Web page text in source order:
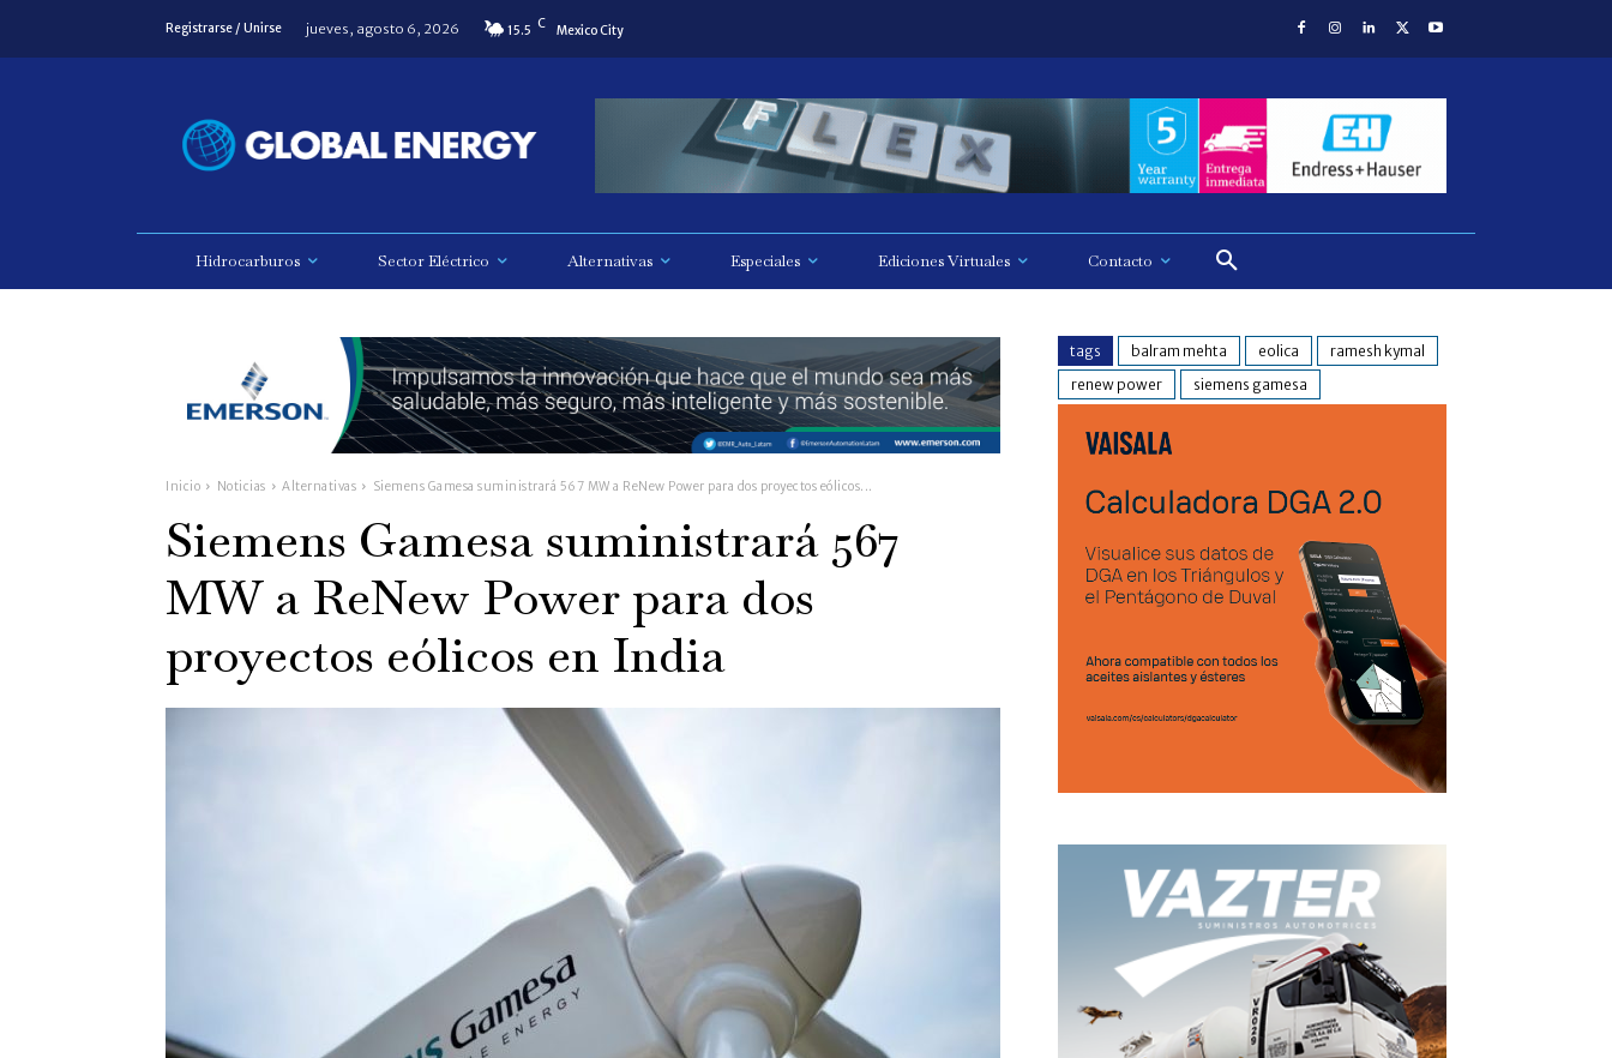
Registrarse / Unirse jueves, agosto 6, 2026 15.5 C Mexico City
Hidrocarburos Sector Eléctrico Alternativas Especiales Ediciones Virtuales Contacto
Inicio Noticias Alternativas Siemens Gamesa suministrará 567 MW a ReNew Power para dos proyectos eólicos...
Siemens Gamesa suministrará 567
MW a ReNew Power para dos
proyectos eólicos en India
tags balram mehta eolica
ramesh kymal
renew power
siemens gamesa